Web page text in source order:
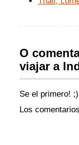
O
viajar a
Se el primero! ;)
Los